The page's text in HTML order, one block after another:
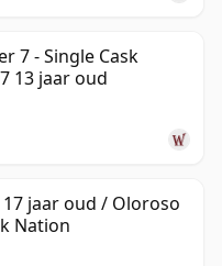
7 - Single Cask
13 jaar oud
17 jaar oud / Oloroso
Nation